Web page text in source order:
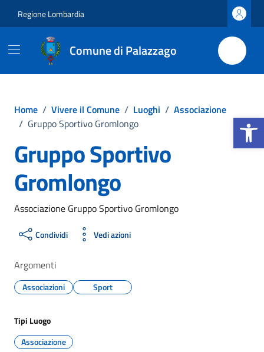
Apri la
Regione Lombardia
Comune di Palazzago
Home / Vivere il Comune / Luoghi / Associazione
/ Gruppo Sportivo Gromlongo
Gruppo Sportivo
Gromlongo
Associazione Gruppo Sportivo Gromlongo
Condividi Vedi azioni
Argomenti
Associazioni Sport
Tipi Luogo
Associazione